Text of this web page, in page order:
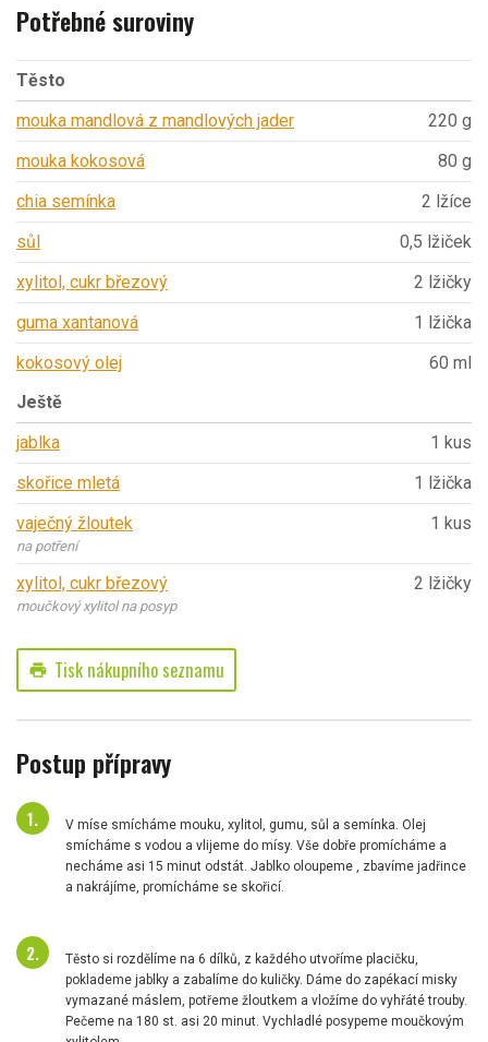
Potřebné suroviny
Těsto
mouka mandlová z mandlových jader
220 g
mouka kokosová
80 g
chia semínka
2 lžíce
sůl
0,5 lžiček
xylitol, cukr březový
2 lžičky
guma xantanová
1 lžička
kokosový olej
60 ml
Ještě
jablka
1 kus
skořice mletá
1 lžička
vaječný žloutek
na potření
1 kus
xylitol, cukr březový
moučkový xylitol na posyp
2 lžičky
print Tisk nákupního seznamu
Postup přípravy
V míse smícháme mouku, xylitol, gumu, sůl a semínka. Olej
smícháme s vodou a vlijeme do mísy. Vše dobře promícháme a
necháme asi 15 minut odstát. Jablko oloupeme , zbavíme jadřince
a nakrájíme, promícháme se skořicí.
Těsto si rozdělíme na 6 dílků, z každého utvoříme placičku,
poklademe jablky a zabalíme do kuličky. Dáme do zapékací misky
vymazané máslem, potřeme žloutkem a vložíme do vyhřáté trouby.
Pečeme na 180 st. asi 20 minut. Vychladlé posypeme moučkovým